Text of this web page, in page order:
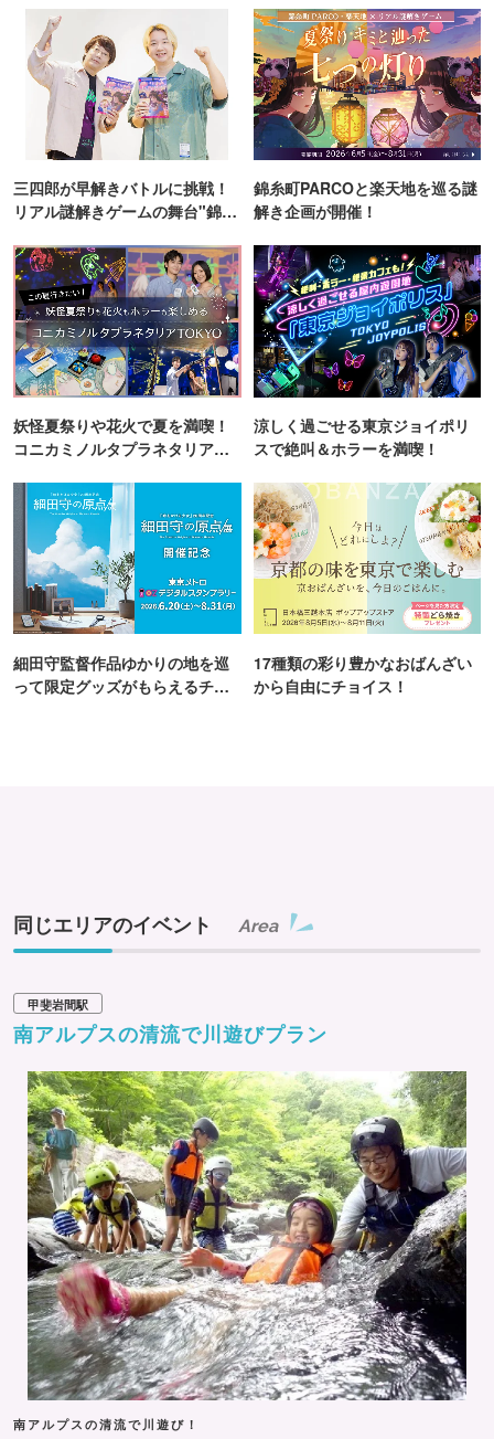
三四郎が早解きバトルに挑戦！
リアル謎解きゲームの舞台"錦糸
錦糸町PARCOと楽天地を巡る謎
解き企画が開催！
妖怪夏祭りや花火で夏を満喫！
コニカミノルタプラネタリア
涼しく過ごせる東京ジョイポリ
スで絶叫＆ホラーを満喫！
細田守監督作品ゆかりの地を巡
って限定グッズがもらえるチャ
17種類の彩り豊かなおばんざい
から自由にチョイス！
同じエリアのイベント Area
甲斐岩間駅
南アルプスの清流で川遊びプラン
南アルプスの清流で川遊び！